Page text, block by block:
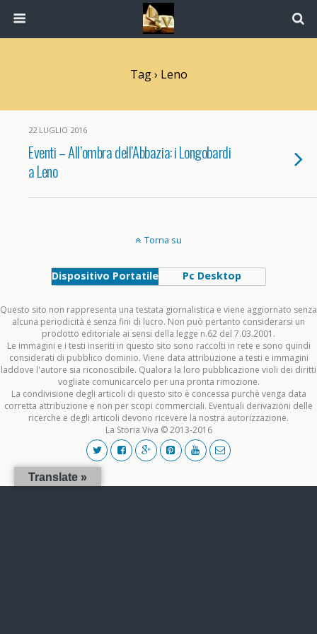
Tag › Leno
22 LUGLIO 2016
Eventi – All’ombra dell’Abbazia: i Longobardi
a Leno
Torna su
Dispositivo Portatile Pc Desktop
Questo sito non rappresenta una testata giornalistica e viene aggiornato senza
alcuna periodicità e senza fini di lucro. Non può pertanto considerarsi un
prodotto editoriale ai sensi della legge n.62 del 7.03.2001.
Le immagini e i testi inseriti in questo sito sono raccolti in rete e sono quindi
considerati di pubblico dominio. Viene data attribuzione a testi e immagini
laddove l'autore sia riconoscibile. Qualora la loro pubblicazione violi dei diritti
vogliate comunicarcelo per una pronta rimozione.
La condivisione degli articoli di questo sito è concessa purchè venga data
corretta attribuzione e non per scopi commerciali. Eventuali derivazioni delle
ricerche e degli articoli devono ricevere la nostra autorizzazione.
La Storia Viva © 2013-2016
Translate »